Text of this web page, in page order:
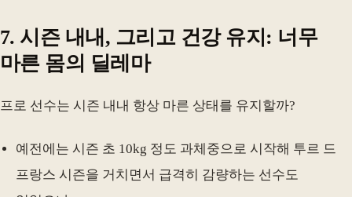
7. 시즌 내내, 그리고 건강 유지: 너무
마른 몸의 딜레마
프로 선수는 시즌 내내 항상 마른 상태를 유지할까?
예전에는 시즌 초 10kg 정도 과체중으로 시작해 투르 드
프랑스 시즌을 거치면서 급격히 감량하는 선수도